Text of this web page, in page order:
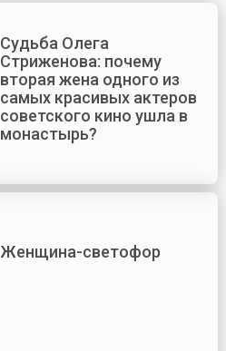
Судьба Олега
Стриженова: почему
вторая жена одного из
самых красивых актеров
советского кино ушла в
монастырь?
Женщина-светофор